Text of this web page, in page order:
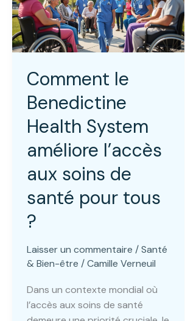
Comment le
Benedictine
Health System
améliore l’accès
aux soins de
santé pour tous
?
Laisser un commentaire /Santé
& Bien-être /Camille Verneuil
Dans un contexte mondial où
l’accès aux soins de santé